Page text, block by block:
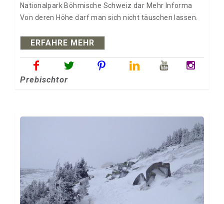
Nationalpark Böhmische Schweiz dar Mehr Informa
Von deren Höhe darf man sich nicht täuschen lassen.
ERFAHRE MEHR
Prebischtor